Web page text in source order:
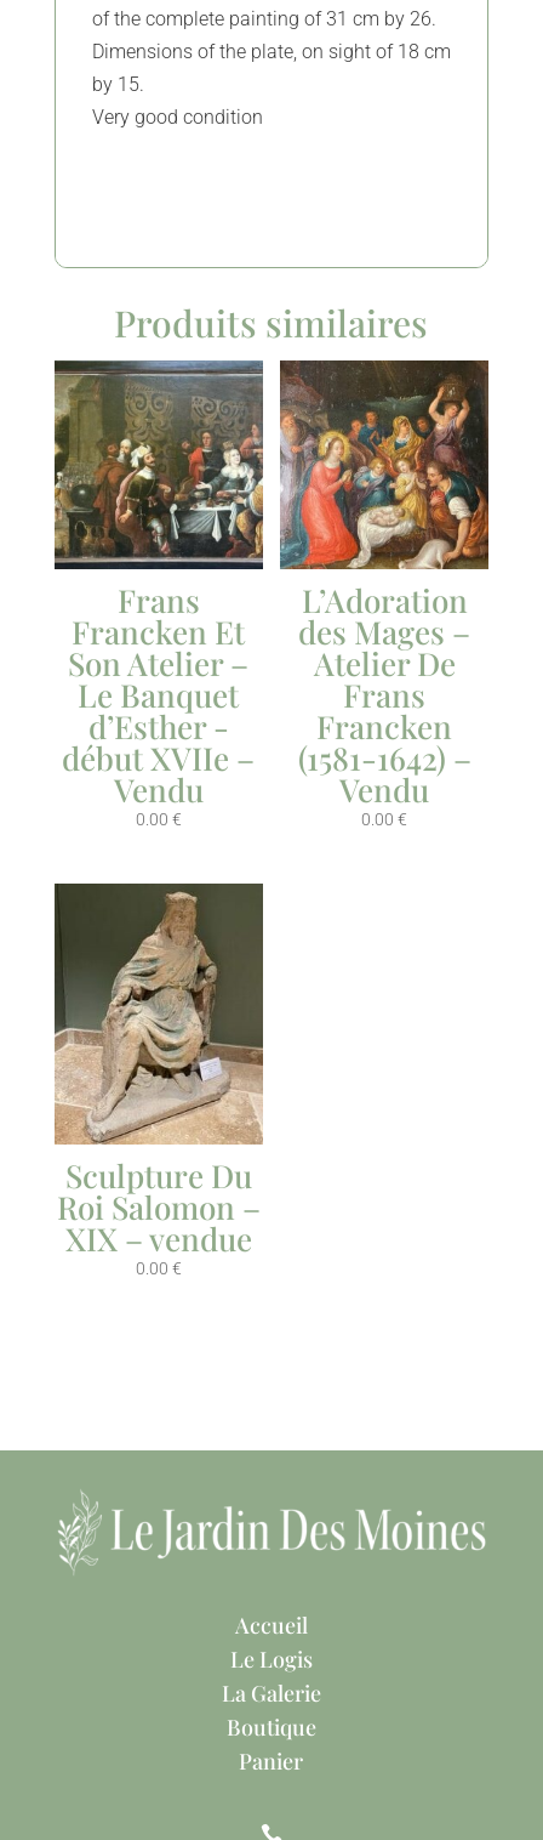
of the complete painting of 31 cm by 26.
Dimensions of the plate, on sight of 18 cm
by 15.
Very good condition
Produits similaires
Frans
Francken Et
Son Atelier –
Le Banquet
d’Esther -
début XVIIe –
Vendu
0.00 €
L’Adoration
des Mages –
Atelier De
Frans
Francken
(1581-1642) –
Vendu
0.00€
Sculpture Du
Roi Salomon –
XIX – vendue
0.00 €
Accueil
Le Logis
La Galerie
Boutique
Panier
